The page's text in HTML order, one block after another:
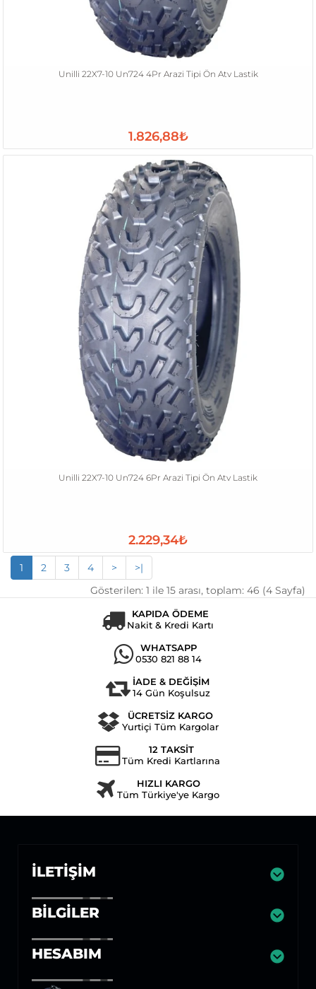
Unilli 22X7-10 Un724 4Pr Arazi Tipi Ön Atv Lastik
1.826,88₺
Unilli 22X7-10 Un724 6Pr Arazi Tipi Ön Atv Lastik
2.229,34₺
1 2 3 4 >
>|
Gösterilen: 1 ile 15 arası, toplam: 46 (4 Sayfa)
KAPIDA ÖDEME
Nakit & Kredi Kartı
WHATSAPP
0530 821 88 14
İADE & DEĞİŞİM
14 Gün Koşulsuz
ÜCRETSİZ KARGO
Yurtiçi Tüm Kargolar
12 TAKSİT
Tüm Kredi Kartlarına
HIZLI KARGO
Tüm Türkiye'ye Kargo
İLETIŞIM
BILGILER
HESABIM